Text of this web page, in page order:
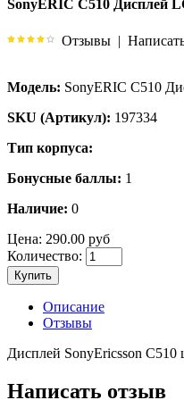
SonyERIC C510 Дисплей
Отзывы |
Модель: SonyERIC C510
SKU (Артикул): 197334
Тип корпуса:
Бонусные баллы: 1
Наличие: 0
Цена: 290.00 руб
Количество:
Купить
Описание
Отзывы
Дисплей SonyEricsson C510
Написать отзыв